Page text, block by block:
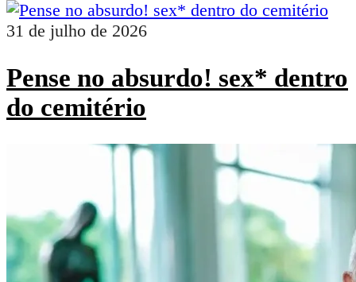
31 de julho de 2026
Pense no absurdo! sex* dentro
do cemitério